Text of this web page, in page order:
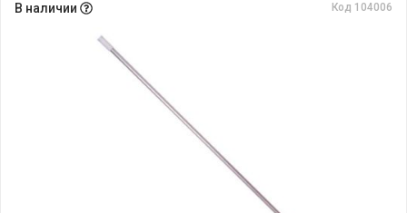
В наличии Код 104006